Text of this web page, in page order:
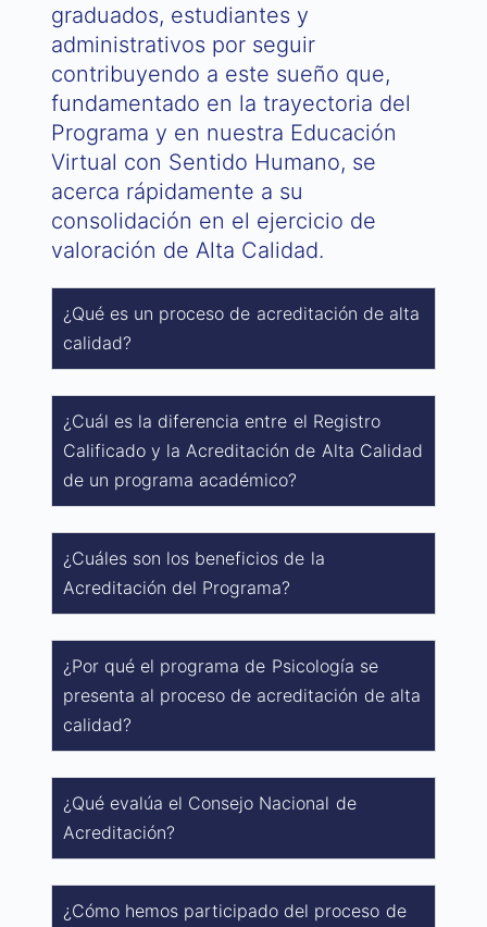
graduados, estudiantes y
administrativos por seguir
contribuyendo a este sueño que,
fundamentado en la trayectoria del
Programa y en nuestra Educación
Virtual con Sentido Humano, se
acerca rápidamente a su
consolidación en el ejercicio de
valoración de Alta Calidad.
¿Qué es un proceso de acreditación de alta
calidad?
¿Cuál es la diferencia entre el Registro
Calificado y la Acreditación de Alta Calidad
de un programa académico?
¿Cuáles son los beneficios de la
Acreditación del Programa?
¿Por qué el programa de Psicología se
presenta al proceso de acreditación de alta
calidad?
¿Qué evalúa el Consejo Nacional de
Acreditación?
¿Cómo hemos participado del proceso de